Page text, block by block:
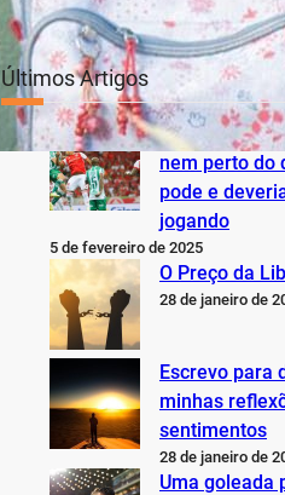
Últimos Artigos
O Inter não
nem perto do
pode e
jogando
5 de fevereiro de 2025
O Preço da
28 de janeiro de
Escrevo para
minhas
sentimentos
28 de janeiro de
Uma goleada